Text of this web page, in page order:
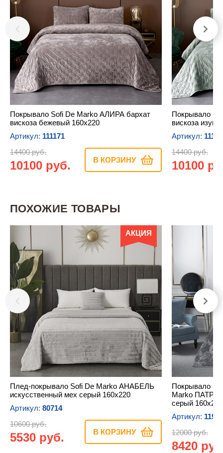
Покрывало Sofi De Marko АЛИРА бархат
вискоза бежевый 160х220
Артикул: 111171
14400 руб.
10100 руб. В КОРЗИНУ
Покрывало
вискоза
Артикул:
14400 руб.
10100
ПОХОЖИЕ ТОВАРЫ
АКЦИЯ
Плед-покрывало Sofi De Marko АНАБЕЛЬ
искусственный мех серый 160х220
Артикул: 80714
10600 руб.
5530 руб. В КОРЗИНУ
Покрывало в
Marko
серый 160х220
Артикул:
12000 руб.
8420